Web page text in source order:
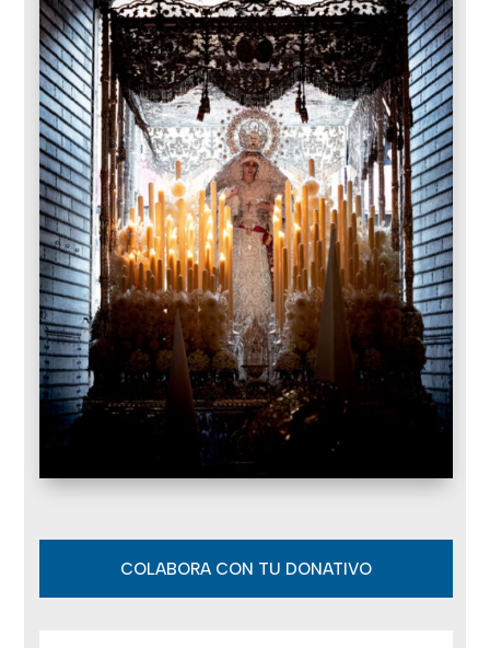
COLABORA CON TU DONATIVO